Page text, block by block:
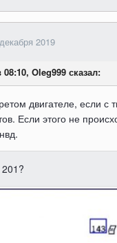
2019
08:10, Oleg999 сказал:
двигателе, если
Если этого не